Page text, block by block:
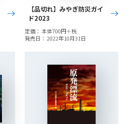
【品切れ】みやぎ防災ガイ
ド2023
定価： 本体700円＋税
発売日： 2022年10月31日